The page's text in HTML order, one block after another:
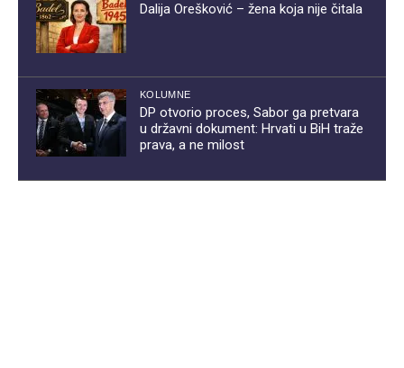
Dalija Orešković – žena koja nije čitala
KOLUMNE
DP otvorio proces, Sabor ga pretvara
u državni dokument: Hrvati u BiH traže
prava, a ne milost